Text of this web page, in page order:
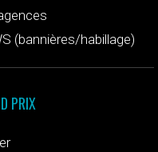
(bannières/habillage)
PRIX